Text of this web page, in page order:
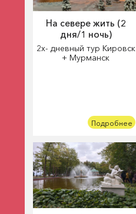
На севере жить (2
дня/1 ночь)
2х- дневный тур Кировск
+ Мурманск
Подробнее